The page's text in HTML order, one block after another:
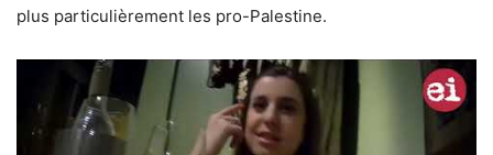
plus particulièrement les pro-Palestine.